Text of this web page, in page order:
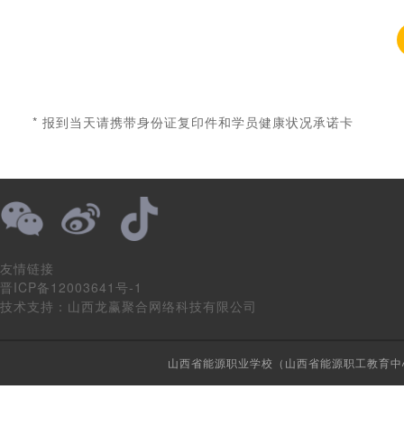
* 报到当天请携带身份证复印件和学员健康状况承诺卡
友情链接
晋ICP备12003641号-1
技术支持：山西龙赢聚合网络科技有限公司
山西省能源职业学校（山西省能源职工教